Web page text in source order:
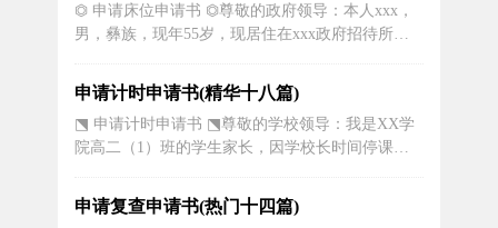
境，学习时间又没有足够的保障，加之家长辅导学
生所有学科又有一定的困难，因此提...
⏣ 申请床位申请书 ⏣尊敬的政府领导：本人xxx，
男，彝族，现年55岁，现居住在xxx政府招待所职
没有工作，妻子也是个无业人员，我们一家月基本
生活都靠城镇低保金维持的。妻子一直体弱多病，
20xx年9月到思茅六十二医院检查出右肾囊肿、型
糖尿病、右束支传导...
申请计时申请书(精华十八篇)
⬔ 申请计时申请书 ⬔尊敬的学校领导：我是XX学
院高二（1）班的学生家长，因学校长时间停课而
课。我相信这不仅是我个人的心愿，更是全体学生
和家长的心愿。疫情发生以来，国家采取了一系列
申请复查申请书(热门十四篇)